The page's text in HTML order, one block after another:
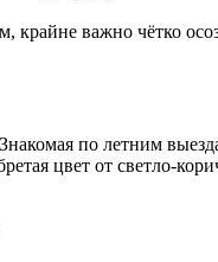
крайне важно чётко
по летним
цвет от светло-